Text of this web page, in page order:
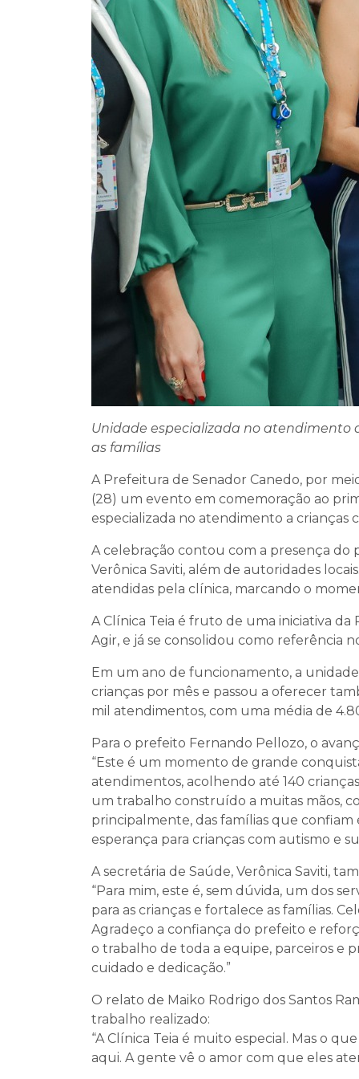
Unidade especializada no atendimento
as famílias
A Prefeitura de Senador Canedo, por
(28) um evento em comemoração ao
especializada no atendimento a crianças
A celebração contou com a presença do
Verônica Saviti, além de autoridades
atendidas pela clínica, marcando o
A Clínica Teia é fruto de uma iniciativa
Agir, e já se consolidou como referência
Em um ano de funcionamento, a
crianças por mês e passou a oferecer
mil atendimentos, com uma média de
Para o prefeito Fernando Pellozo, o
“Este é um momento de grande
atendimentos, acolhendo até 140
um trabalho construído a muitas mãos,
principalmente, das famílias que
esperança para crianças com autismo e
A secretária de Saúde, Verônica Saviti,
“Para mim, este é, sem dúvida, um dos
para as crianças e fortalece as famílias.
Agradeço a confiança do prefeito e
o trabalho de toda a equipe, parceiros e
cuidado e dedicação.”
O relato de Maiko Rodrigo dos Santos
trabalho realizado:
“A Clínica Teia é muito especial. Mas o
aqui. A gente vê o amor com que eles